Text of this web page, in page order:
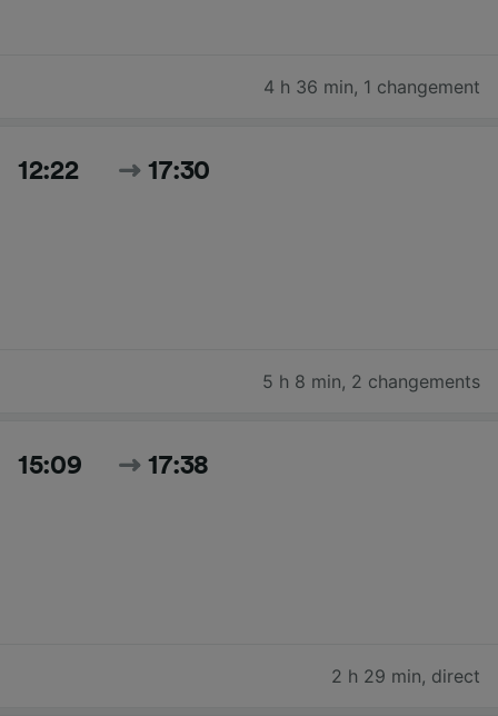
4 h 36 min, 1 changement
12:22 17:30
5 h 8 min, 2 changements
15:09 17:38
2 h 29 min, direct